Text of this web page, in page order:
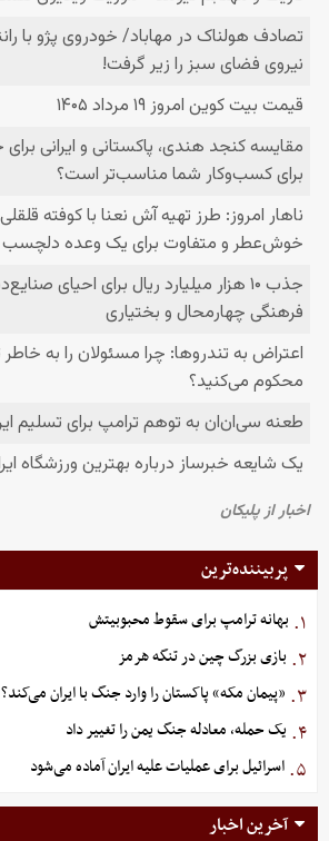
پربیننده‌ترین
۱. بهانه ترامپ برای سقوط محبوبیتش
۲. بازی بزرگ چین در تنگه هرمز
۳. «پیمان مکه» پاکستان را وارد جنگ با ایران می‌کند؟
۴. یک حمله، معادله جنگ یمن را تغییر داد
۵. اسرائیل برای عملیات علیه ایران آماده می‌شود
آخرین اخبار